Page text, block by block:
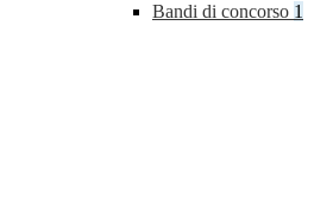
Bandi di concorso 1